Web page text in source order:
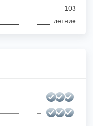
103
летние